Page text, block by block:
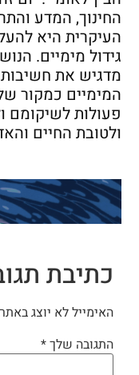
החינוך, המדע
העיקרית היא
גידול מימיים.
מדגיש את חשיבות
המימיים כמקור
פעולות לשיקומם
ולטובת החיים
כתיבת
האימייל לא יוצג
התגובה שלך*